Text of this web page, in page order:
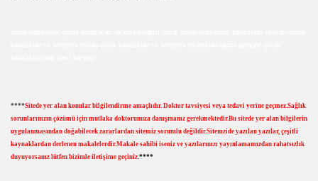
****Sitede yer alan konular bilgilendirme amaçlıdır. Doktor tavsiyesi veya tedavi yerine geçmez.Sağlık
sorunlarınızın çözümü için mutlaka doktorunuza danışmanız gerekmektedir.Bu sitede yer alan bilgilerin
uygulanmasından doğabilecek zararlardan sitemiz sorumlu değildir.Sitemzide yazılan yazılar, çeşitli
kaynaklardan derlenen makalelerdir.Makale sahibi iseniz ve yazılarınızı yayınlamamızdan rahatsızlık
duyuyorsanız lütfen bizimle iletişime geçiniz .****
VE HASATI,SEBZE HAKKINDA